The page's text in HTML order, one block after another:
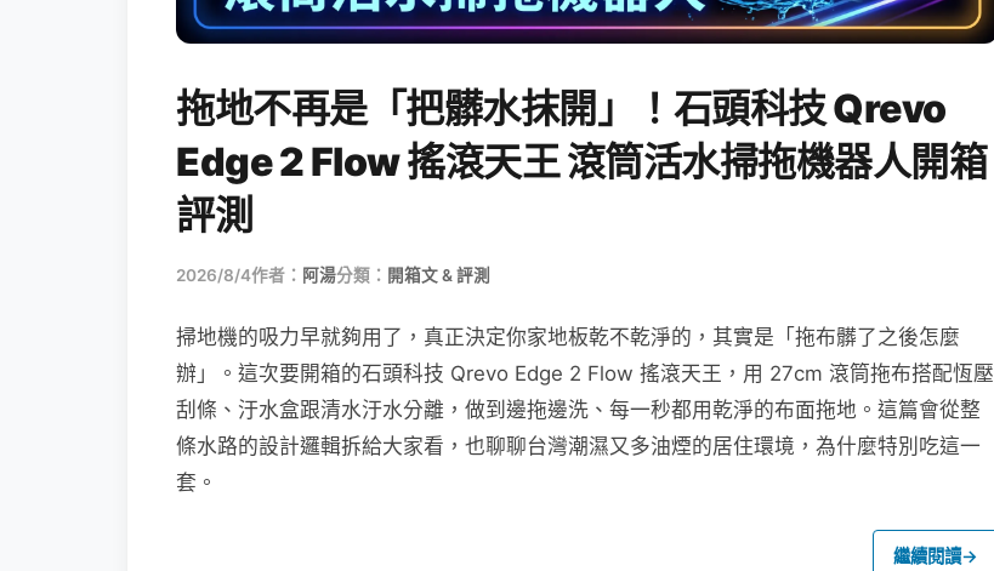
拖地不再是「把髒水抹開」！石頭科技 Qrevo
Edge 2 Flow 搖滾天王 滾筒活水掃拖機器人開箱
評測
2026/8/4作者： 阿湯分類： 開箱文 & 評測
掃地機的吸力早就夠用了，真正決定你家地板乾不乾淨的，其實是「拖布髒了之後怎麼
辦」。這次要開箱的石頭科技 Qrevo Edge 2 Flow 搖滾天王，用 27cm 滾筒拖布搭配恆壓
刮條、汙水盒跟清水汙水分離，做到邊拖邊洗、每一秒都用乾淨的布面拖地。這篇會從整
條水路的設計邏輯拆給大家看，也聊聊台灣潮濕又多油煙的居住環境，為什麼特別吃這一
套。
繼續閱讀→